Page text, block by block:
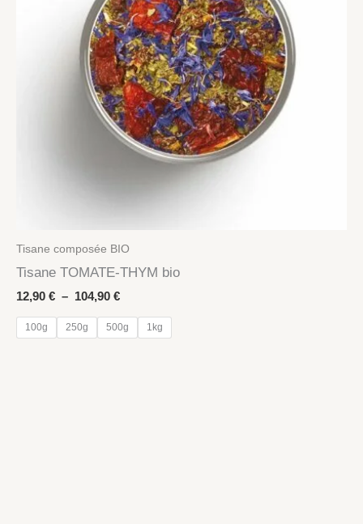
Tisane composée BIO
Tisane TOMATE-THYM bio
12,90 € – 104,90 €Plage
prix :
12,90 €
100g 250g 500g 1kg